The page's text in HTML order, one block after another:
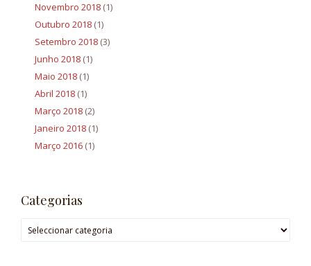
Novembro 2018 (1)
Outubro 2018 (1)
Setembro 2018 (3)
Junho 2018 (1)
Maio 2018 (1)
Abril 2018 (1)
Março 2018 (2)
Janeiro 2018 (1)
Março 2016 (1)
Categorias